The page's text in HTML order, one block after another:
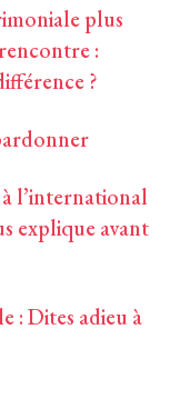
plus
:
?
l’international
explique avant
: Dites adieu à